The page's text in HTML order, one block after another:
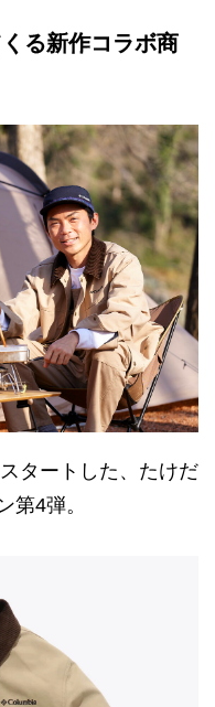
る新作コラボ商
タートした、たけだ
第4弾。